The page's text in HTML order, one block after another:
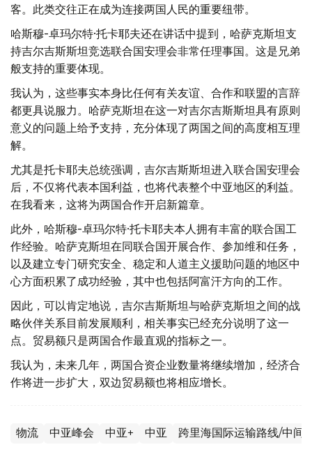
客。此类交往正在成为连接两国人民的重要纽带。
哈斯穆-卓玛尔特·托卡耶夫还在讲话中提到，哈萨克斯坦支
持吉尔吉斯斯坦竞选联合国安理会非常任理事国。这是兄弟
般支持的重要体现。
我认为，这些事实本身比任何有关友谊、合作和联盟的言辞
都更具说服力。哈萨克斯坦在这一对吉尔吉斯斯坦具有原则
意义的问题上给予支持，充分体现了两国之间的高度相互理
解。
尤其是托卡耶夫总统强调，吉尔吉斯斯坦进入联合国安理会
后，不仅将代表本国利益，也将代表整个中亚地区的利益。
在我看来，这将为两国合作开启新篇章。
此外，哈斯穆-卓玛尔特·托卡耶夫本人拥有丰富的联合国工
作经验。哈萨克斯坦在同联合国开展合作、参加维和任务，
以及建立专门研究安全、稳定和人道主义援助问题的地区中
心方面积累了成功经验，其中也包括阿富汗方向的工作。
因此，可以肯定地说，吉尔吉斯斯坦与哈萨克斯坦之间的战
略伙伴关系目前发展顺利，相关事实已经充分说明了这一
点。贸易额只是两国合作最直观的指标之一。
我认为，未来几年，两国合资企业数量将继续增加，经济合
作将进一步扩大，双边贸易额也将相应增长。
物流 中亚峰会 中亚+ 中亚 跨里海国际运输路线/中间